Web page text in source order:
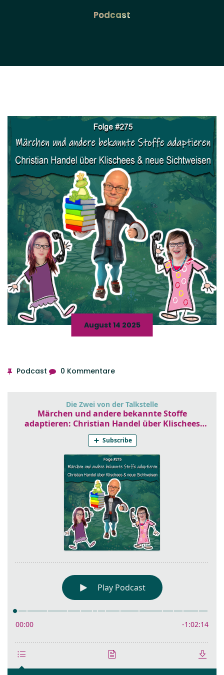
Podcast
August 14 2025
Podcast 0 Kommentare